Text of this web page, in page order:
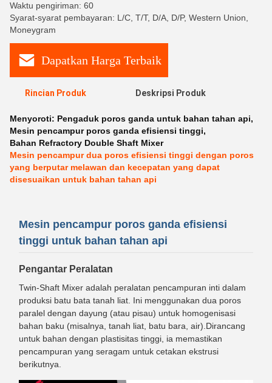
Waktu pengiriman: 60
Syarat-syarat pembayaran: L/C, T/T, D/A, D/P, Western Union,
Moneygram
Dapatkan Harga Terbaik
Rincian Produk Deskripsi Produk
Menyoroti: Pengaduk poros ganda untuk bahan tahan api,
Mesin pencampur poros ganda efisiensi tinggi,
Bahan Refractory Double Shaft Mixer
Mesin pencampur dua poros efisiensi tinggi dengan poros
yang berputar melawan dan kecepatan yang dapat
disesuaikan untuk bahan tahan api
Mesin pencampur poros ganda efisiensi
tinggi untuk bahan tahan api
Pengantar Peralatan
Twin-Shaft Mixer adalah peralatan pencampuran inti dalam
produksi batu bata tanah liat. Ini menggunakan dua poros
paralel dengan dayung (atau pisau) untuk homogenisasi
bahan baku (misalnya, tanah liat, batu bara, air).Dirancang
untuk bahan dengan plastisitas tinggi, ia memastikan
pencampuran yang seragam untuk cetakan ekstrusi
berikutnya.